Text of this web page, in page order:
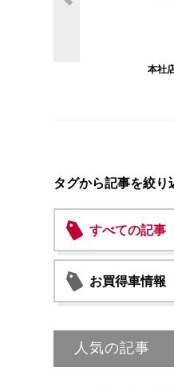
本社
タグから記事を絞り
すべての記事
お買得車情報
人気の記事